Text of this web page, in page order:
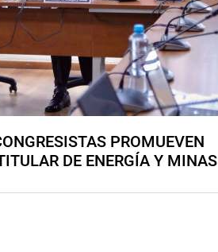
PROMUEVEN
DE ENERGÍA Y MINAS